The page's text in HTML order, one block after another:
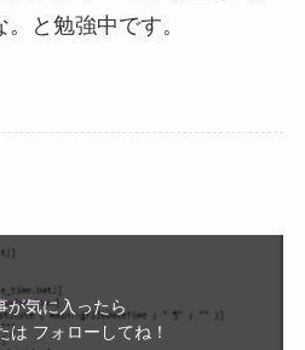
と勉強中です。
が気に入ったら
は フォローしてね！